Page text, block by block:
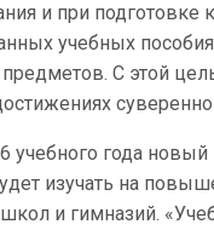
и при подготовке
учебных
С этой
учебного года
изучать на
и гимназий.